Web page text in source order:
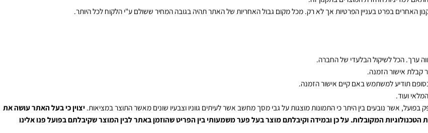
ועוד. בפרט אך לא רק במקרים שלהלן:
החזרת המוצרים בתקנון זה.
בפרט בעניין הפרטיות אך לא רק. מכל מקום גבול האחריות של האתר תהיה בגובה המחיר ששולם ע"י הלקוח לכל היותר.